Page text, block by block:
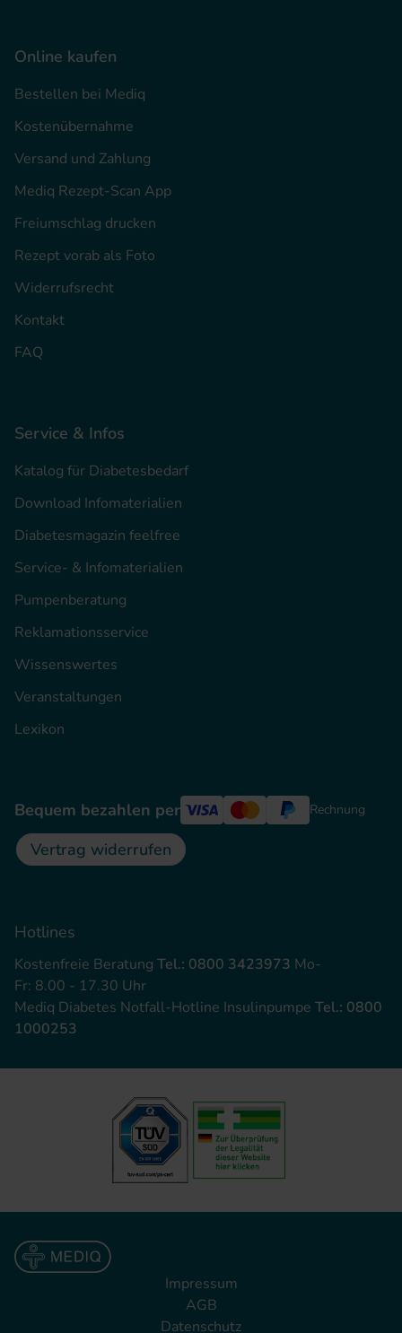
Online kaufen
Bestellen bei Mediq
Kostenübernahme
Versand und Zahlung
Mediq Rezept-Scan App
Freiumschlag drucken
Rezept vorab als Foto
Widerrufsrecht
Kontakt
FAQ
Service & Infos
Katalog für Diabetesbedarf
Download Infomaterialien
Diabetesmagazin feelfree
Service- & Infomaterialien
Pumpenberatung
Reklamationsservice
Wissenswertes
Veranstaltungen
Lexikon
Bequem bezahlen per Rechnung
Vertrag widerrufen
Hotlines
Kostenfreie Beratung Tel.: 0800 3423973 Mo-
Fr: 8.00 - 17.30 Uhr
Mediq Diabetes Notfall-Hotline Insulinpumpe Tel.: 0800
1000253
Impressum
AGB
Datenschutz